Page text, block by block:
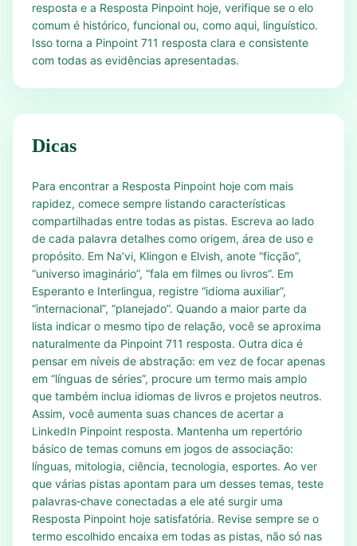
resposta e a Resposta Pinpoint hoje, verifique se o elo
comum é histórico, funcional ou, como aqui, linguístico.
Isso torna a Pinpoint 711 resposta clara e consistente
com todas as evidências apresentadas.
Dicas
Para encontrar a Resposta Pinpoint hoje com mais
rapidez, comece sempre listando características
compartilhadas entre todas as pistas. Escreva ao lado
de cada palavra detalhes como origem, área de uso e
propósito. Em Na’vi, Klingon e Elvish, anote “ficção”,
“universo imaginário”, “fala em filmes ou livros”. Em
Esperanto e Interlingua, registre “idioma auxiliar”,
“internacional”, “planejado”. Quando a maior parte da
lista indicar o mesmo tipo de relação, você se aproxima
naturalmente da Pinpoint 711 resposta. Outra dica é
pensar em níveis de abstração: em vez de focar apenas
em “línguas de séries”, procure um termo mais amplo
que também inclua idiomas de livros e projetos neutros.
Assim, você aumenta suas chances de acertar a
LinkedIn Pinpoint resposta. Mantenha um repertório
básico de temas comuns em jogos de associação:
línguas, mitologia, ciência, tecnologia, esportes. Ao ver
que várias pistas apontam para um desses temas, teste
palavras‑chave conectadas a ele até surgir uma
Resposta Pinpoint hoje satisfatória. Revise sempre se o
termo escolhido encaixa em todas as pistas, não só nas